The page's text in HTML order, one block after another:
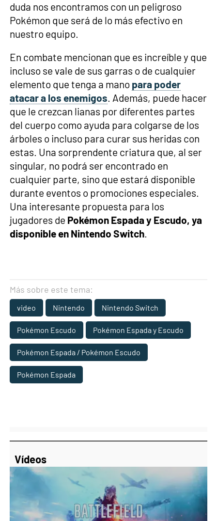
duda nos encontramos con un peligroso
Pokémon que será de lo más efectivo en
nuestro equipo.
En combate mencionan que es increíble y que
incluso se vale de sus garras o de cualquier
elemento que tenga a mano para poder
atacar a los enemigos. Además, puede hacer
que le crezcan lianas por diferentes partes
del cuerpo como ayuda para colgarse de los
árboles o incluso para curar sus heridas con
estas. Una sorprendente criatura que, al ser
singular, no podrá ser encontrado en
cualquier parte, sino que estará disponible
durante eventos o promociones especiales.
Una interesante propuesta para los
jugadores de Pokémon Espada y Escudo, ya
disponible en Nintendo Switch.
Más sobre este tema:
video Nintendo Nintendo Switch
Pokémon Escudo Pokémon Espada y Escudo
Pokémon Espada / Pokémon Escudo
Pokémon Espada
Vídeos